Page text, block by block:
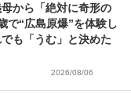
から「絶対に奇形の
“広島原爆”を体験し
も「うむ」と決めた
2026/08/06